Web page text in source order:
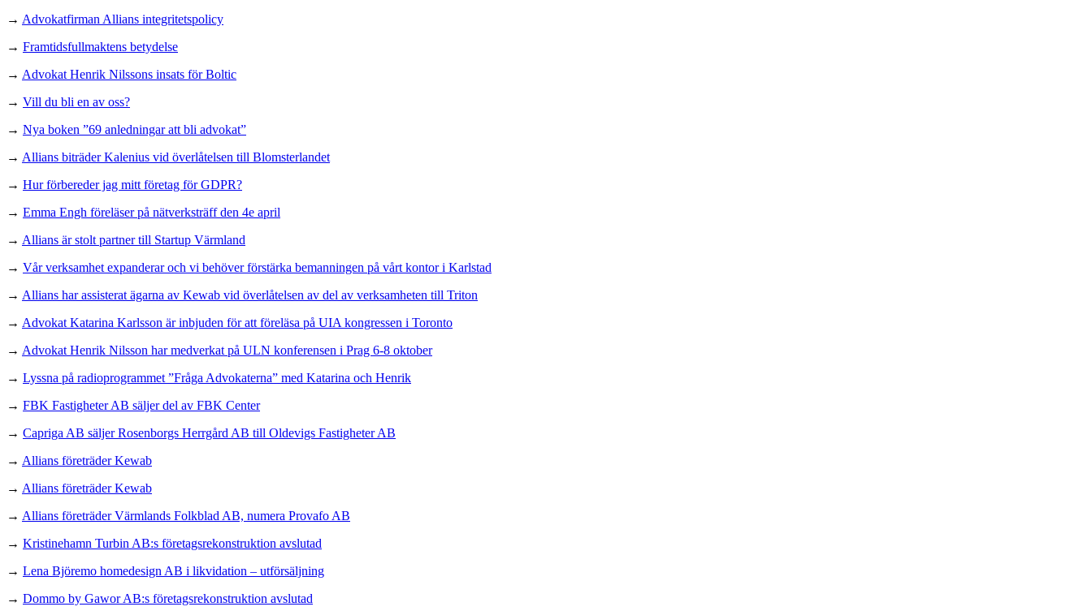
→ Advokatfirman Allians integritetspolicy
→ Framtidsfullmaktens betydelse
→ Advokat Henrik Nilssons insats för Boltic
→ Vill du bli en av oss?
→ Nya boken ”69 anledningar att bli advokat”
→ Allians biträder Kalenius vid överlåtelsen till Blomsterlandet
→ Hur förbereder jag mitt företag för GDPR?
→ Emma Engh föreläser på nätverksträff den 4e april
→ Allians är stolt partner till Startup Värmland
→ Vår verksamhet expanderar och vi behöver förstärka bemanningen på vårt kontor i Karlstad
→ Allians har assisterat ägarna av Kewab vid överlåtelsen av del av verksamheten till Triton
→ Advokat Katarina Karlsson är inbjuden för att föreläsa på UIA kongressen i Toronto
→ Advokat Henrik Nilsson har medverkat på ULN konferensen i Prag 6-8 oktober
→ Lyssna på radioprogrammet ”Fråga Advokaterna” med Katarina och Henrik
→ FBK Fastigheter AB säljer del av FBK Center
→ Capriga AB säljer Rosenborgs Herrgård AB till Oldevigs Fastigheter AB
→ Allians företräder Kewab
→ Allians företräder Kewab
→ Allians företräder Värmlands Folkblad AB, numera Provafo AB
→ Kristinehamn Turbin AB:s företagsrekonstruktion avslutad
→ Lena Björemo homedesign AB i likvidation – utförsäljning
→ Dommo by Gawor AB:s företagsrekonstruktion avslutad